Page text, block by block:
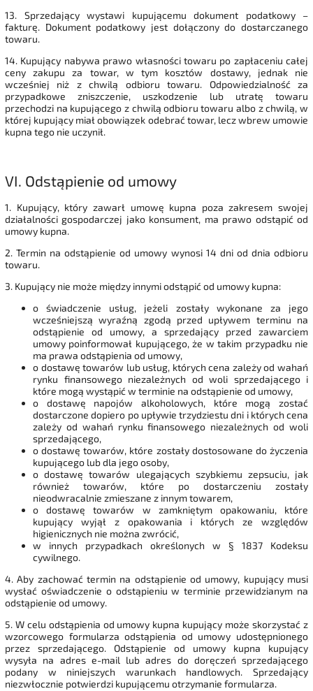
13. Sprzedający wystawi kupującemu dokument podatkowy –
fakturę. Dokument podatkowy jest dołączony do dostarczanego
towaru.
14. Kupujący nabywa prawo własności towaru po zapłaceniu całej
ceny zakupu za towar, w tym kosztów dostawy, jednak nie
wcześniej niż z chwilą odbioru towaru. Odpowiedzialność za
przypadkowe zniszczenie, uszkodzenie lub utratę towaru
przechodzi na kupującego z chwilą odbioru towaru albo z chwilą, w
której kupujący miał obowiązek odebrać towar, lecz wbrew umowie
kupna tego nie uczynił.
VI. Odstąpienie od umowy
1. Kupujący, który zawarł umowę kupna poza zakresem swojej
działalności gospodarczej jako konsument, ma prawo odstąpić od
umowy kupna.
2. Termin na odstąpienie od umowy wynosi 14 dni od dnia odbioru
towaru.
3. Kupujący nie może między innymi odstąpić od umowy kupna:
o świadczenie usług, jeżeli zostały wykonane za jego
wcześniejszą wyraźną zgodą przed upływem terminu na
odstąpienie od umowy, a sprzedający przed zawarciem
umowy poinformował kupującego, że w takim przypadku nie
ma prawa odstąpienia od umowy,
o dostawę towarów lub usług, których cena zależy od wahań
rynku finansowego niezależnych od woli sprzedającego i
które mogą wystąpić w terminie na odstąpienie od umowy,
o dostawę napojów alkoholowych, które mogą zostać
dostarczone dopiero po upływie trzydziestu dni i których cena
zależy od wahań rynku finansowego niezależnych od woli
sprzedającego,
o dostawę towarów, które zostały dostosowane do życzenia
kupującego lub dla jego osoby,
o dostawę towarów ulegających szybkiemu zepsuciu, jak
również towarów, które po dostarczeniu zostały
nieodwracalnie zmieszane z innym towarem,
o dostawę towarów w zamkniętym opakowaniu, które
kupujący wyjął z opakowania i których ze względów
higienicznych nie można zwrócić,
w innych przypadkach określonych w § 1837 Kodeksu
cywilnego.
4. Aby zachować termin na odstąpienie od umowy, kupujący musi
wysłać oświadczenie o odstąpieniu w terminie przewidzianym na
odstąpienie od umowy.
5. W celu odstąpienia od umowy kupna kupujący może skorzystać z
wzorcowego formularza odstąpienia od umowy udostępnionego
przez sprzedającego. Odstąpienie od umowy kupna kupujący
wysyła na adres e-mail lub adres do doręczeń sprzedającego
podany w niniejszych warunkach handlowych. Sprzedający
niezwłocznie potwierdzi kupującemu otrzymanie formularza.